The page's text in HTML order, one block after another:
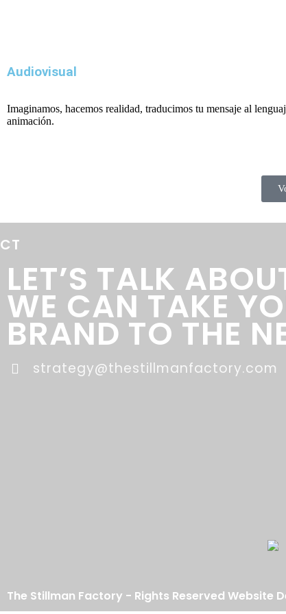
Audiovisual
Imaginamos, hacemos realidad, traducimos tu mensaje al
animación.
LET’S TALK
WE CAN TAKE
BRAND TO THE
strategy@thestillmanfactory.com
The Stillman Factory - Rights Reserved Website